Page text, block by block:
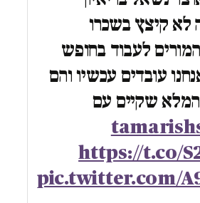
13 למה לא קיצץ בשכרו
לעבוד בחופש
עובדים עכשיו והם
המלא שקיים עם
https://t.co/
pic.twitter.com/